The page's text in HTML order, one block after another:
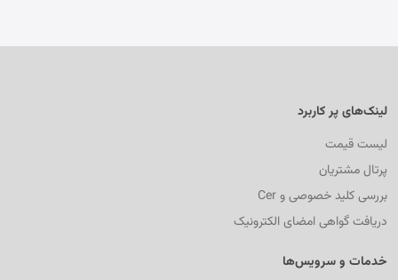
لینک‌های پر کاربرد
لیست قیمت
پرتال مشتریان
بررسی کلید خصوصی و Cer
دریافت گواهی امضای الکترونیک
خدمات و سرویس‌ها